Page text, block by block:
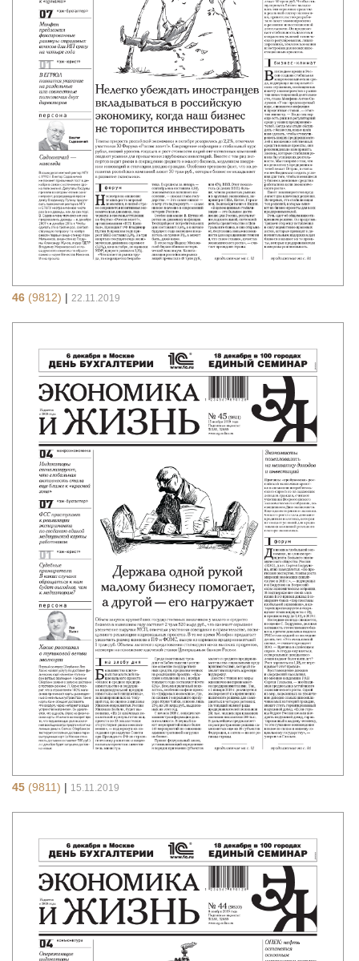
46 (9812) | 22.11.2019
45 (9811) 15.11.2019